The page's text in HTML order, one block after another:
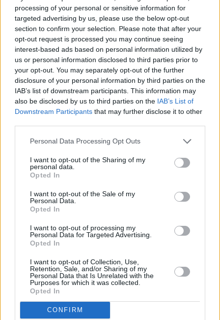
processing of your personal or sensitive information for
targeted advertising by us, please use the below opt-out
section to confirm your selection. Please note that after your
opt-out request is processed you may continue seeing
interest-based ads based on personal information utilized by
us or personal information disclosed to third parties prior to
your opt-out. You may separately opt-out of the further
disclosure of your personal information by third parties on the
IAB’s list of downstream participants. This information may
also be disclosed by us to third parties on the IAB’s List of
Downstream Participants that may further disclose it to other
Personal Data Processing Opt Outs
I want to opt-out of the Sharing of my
personal data.
Opted In
I want to opt-out of the Sale of my
Personal Data.
Opted In
I want to opt-out of processing my
Personal Data for Targeted Advertising.
Opted In
I want to opt-out of Collection, Use,
Retention, Sale, and/or Sharing of my
Personal Data that Is Unrelated with the
Purposes for which it was collected.
Opted In
CONFIRM
Σκέψου τον πατέρα, τη μάνα, το παιδί σου…